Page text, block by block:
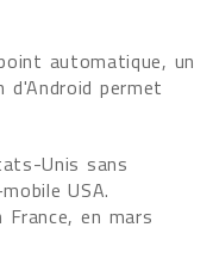
automatique, un
permet
Unis sans
USA.
en mars